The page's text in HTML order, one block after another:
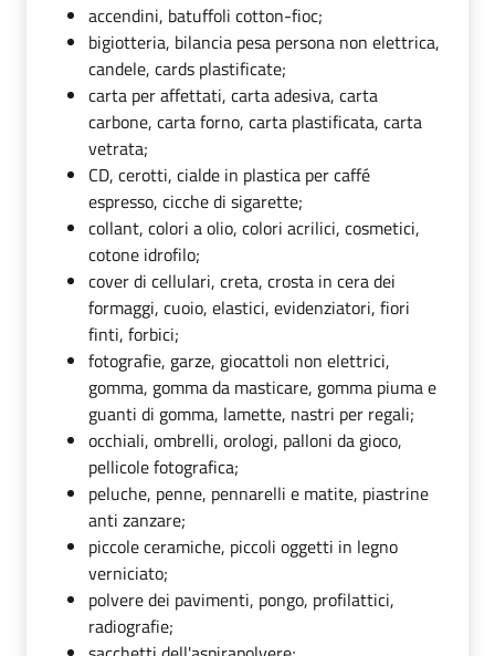
accendini, batuffoli cotton-fioc;
bigiotteria, bilancia pesa persona non elettrica,
candele, cards plastificate;
carta per affettati, carta adesiva, carta
carbone, carta forno, carta plastificata, carta
vetrata;
CD, cerotti, cialde in plastica per caffé
espresso, cicche di sigarette;
collant, colori a olio, colori acrilici, cosmetici,
cotone idrofilo;
cover di cellulari, creta, crosta in cera dei
formaggi, cuoio, elastici, evidenziatori, fiori
finti, forbici;
fotografie, garze, giocattoli non elettrici,
gomma, gomma da masticare, gomma piuma e
guanti di gomma, lamette, nastri per regali;
occhiali, ombrelli, orologi, palloni da gioco,
pellicole fotografica;
peluche, penne, pennarelli e matite, piastrine
anti zanzare;
piccole ceramiche, piccoli oggetti in legno
verniciato;
polvere dei pavimenti, pongo, profilattici,
radiografie;